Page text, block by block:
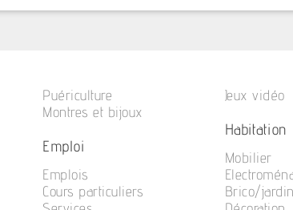
Puériculture
Montres et bijoux
Emploi
Emplois
Cours particuliers
Jeux vidéo
Habitation
Mobilier
Brico/